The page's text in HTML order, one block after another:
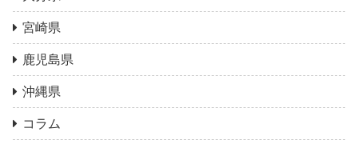
宮崎県
鹿児島県
沖縄県
コラム